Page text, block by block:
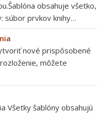
obsahuje všetko,
súbor prvkov knihy…
nové prispôsobené
môžete
Všetky šablóny obsahujú